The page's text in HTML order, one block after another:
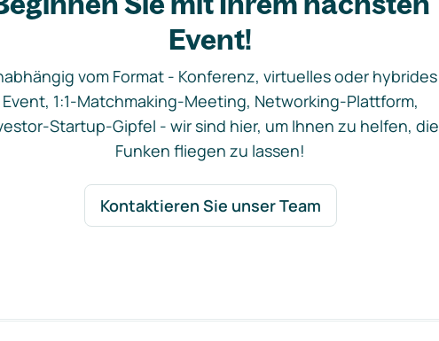
Event!
vom Format - Konferenz, virtuelles oder hybrides
Event, 1:1-Matchmaking-Meeting, Networking-Plattform,
Startup-Gipfel - wir sind hier, um Ihnen zu helfen, die
Funken fliegen zu lassen!
Kontaktieren Sie unser Team